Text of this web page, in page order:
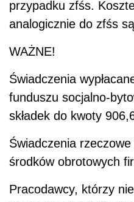
przypadku zfśs.
analogicznie do zfśs
WAŻNE!
Świadczenia
funduszu socjalno-
składek do kwoty
Świadczenia
środków obrotowych
Pracodawcy, którzy